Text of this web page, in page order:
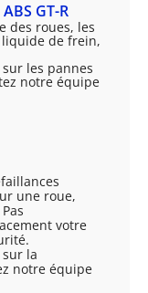
GT-R
des roues, les
de frein,
les pannes
notre équipe
une roue,
votre
la
notre équipe